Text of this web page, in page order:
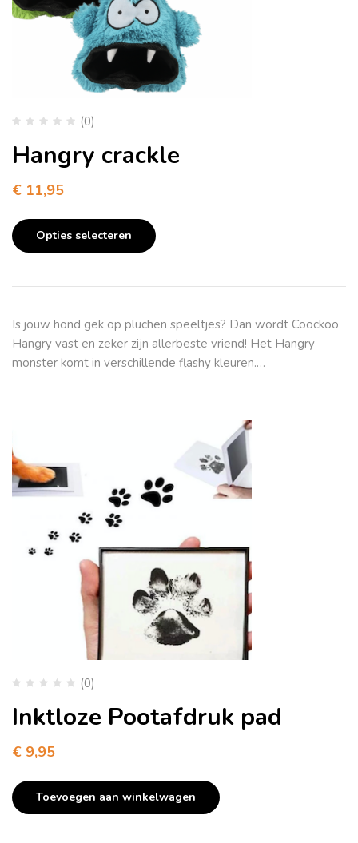
(0)
Hangry crackle
€ 11,95
Opties selecteren
Is jouw hond gek op pluchen speeltjes? Dan wordt Coockoo
Hangry vast en zeker zijn allerbeste vriend! Het Hangry
monster komt in verschillende flashy kleuren.…
(0)
Inktloze Pootafdruk pad
€ 9,95
Toevoegen aan winkelwagen